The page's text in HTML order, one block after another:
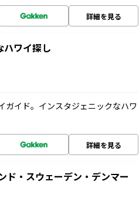
詳細を見る
ワイ探し
ガイド。インスタジェニックなハワ
詳細を見る
ド・スウェーデン・デンマー